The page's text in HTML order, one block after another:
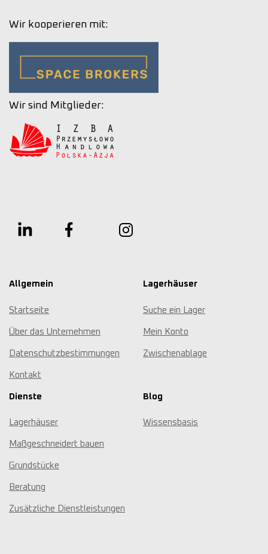
Wir kooperieren mit:
Wir sind Mitglieder:
Allgemein
Startseite
Über das Unternehmen
Datenschutzbestimmungen
Kontakt
Lagerhäuser
Suche ein Lager
Mein Konto
Zwischenablage
Dienste
Lagerhäuser
Maßgeschneidert bauen
Grundstücke
Beratung
Zusätzliche Dienstleistungen
Blog
Wissensbasis